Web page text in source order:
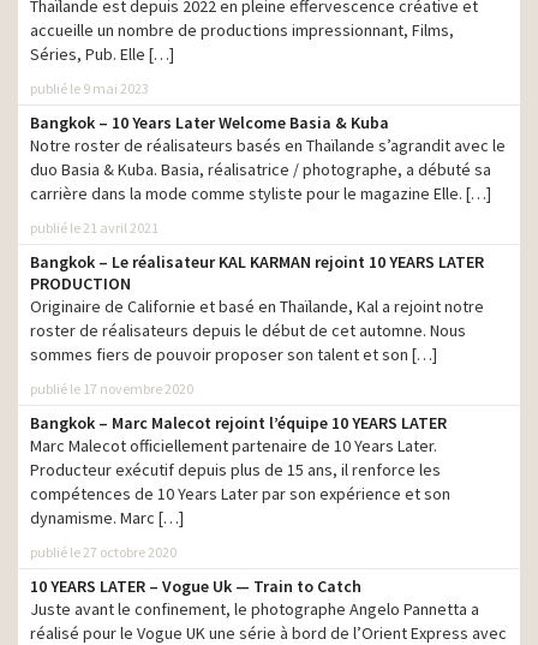
Puma– BaM // Jon Johnson
Neiman Marcus– JDA Limited // Phil Poynter
Thaïlande est depuis 2022 en pleine effervescence créative et
accueille un nombre de productions impressionnant, Films,
Séries, Pub. Elle […]
publié le 9 mai 2023
Bangkok – 10 Years Later Welcome Basia & Kuba
Notre roster de réalisateurs basés en Thaïlande s’agrandit avec le
duo Basia & Kuba. Basia, réalisatrice / photographe, a débuté sa
carrière dans la mode comme styliste pour le magazine Elle. […]
publié le 21 avril 2021
Bangkok – Le réalisateur KAL KARMAN rejoint 10 YEARS LATER
PRODUCTION
Originaire de Californie et basé en Thaïlande, Kal a rejoint notre
roster de réalisateurs depuis le début de cet automne. Nous
sommes fiers de pouvoir proposer son talent et son […]
publié le 17 novembre 2020
Bangkok – Marc Malecot rejoint l’équipe 10 YEARS LATER
Marc Malecot officiellement partenaire de 10 Years Later.
Producteur exécutif depuis plus de 15 ans, il renforce les
compétences de 10 Years Later par son expérience et son
dynamisme. Marc […]
publié le 27 octobre 2020
10 YEARS LATER – Vogue Uk — Train to Catch
Juste avant le confinement, le photographe Angelo Pannetta a
réalisé pour le Vogue UK une série à bord de l’Orient Express avec